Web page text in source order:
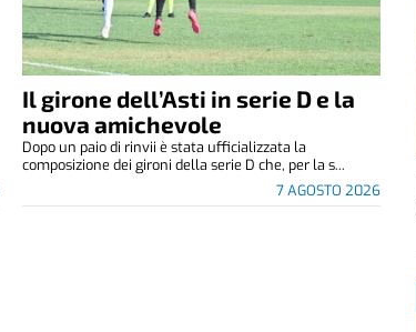
Il girone dell’Asti in serie D e la
nuova amichevole
7 AGOSTO 2026
Dopo un paio di rinvii è stata ufficializzata la
composizione dei gironi della serie D che, per la s...